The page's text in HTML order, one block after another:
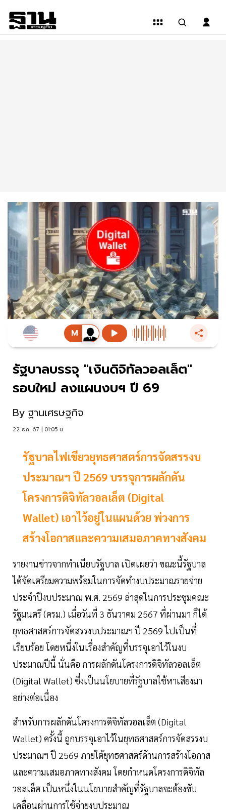
รัฐบาลบรรจุ "เงินดิจิทัลวอลเล็ต"
รอบใหม่ ลงแผนงบฯ ปี 69
By ฐานเศรษฐกิจ
22 ธ.ค. 67 | 01:05 น.
รัฐบาลไฟเขียวยุทธศาสตร์การจัดสรรงบ
ประมาณฯ ปี 2569 บรรจุการผลักดัน
โครงการดิจิทัลวอลเล็ต (Digital
Wallet) เอาไว้อยู่ในแผนด้วย พ่วงการ
สร้างโอกาสและความเสมอภาคทางสังคม
รายงานข่าวจากทำเนียบรัฐบาล เปิดเผยว่า ขณะนี้รัฐบาล
ได้จัดเตรียมความพร้อมในการจัดทำงบประมาณรายจ่าย
ประจำปีงบประมาณ พ.ศ. 2569 ล่าสุดในการประชุมคณะ
รัฐมนตรี (ครม.) เมื่อวันที่ 3 ธันวาคม 2567 ที่ผ่านมา ก็ได้
ยุทธศาสตร์การจัดสรรงบประมาณฯ ปี 2569 ไปเป็นที่
เรียบร้อย โดยหนึ่งในเรื่องสำคัญที่บรรจุเอาไว้ในงบ
ประมาณปีนี้ นั่นคือ การผลักดันโครงการดิจิทัลวอลเล็ต
(Digital Wallet) ซึ่งเป็นนโยบายที่รัฐบาลใช้หาเสียงมา
อย่างต่อเนื่อง
สำหรับการผลักดันโครงการดิจิทัลวอลเล็ต (Digital
Wallet) ครั้งนี้ ถูกบรรจุเอาไว้ในยุทธศาสตร์การจัดสรรงบ
ประมาณฯ ปี 2569 ภายใต้ยุทธศาสตร์ด้านการสร้างโอกาส
และความเสมอภาคทางสังคม โดยกำหนดโครงการดิจิทัล
วอลเล็ต เป็นหนึ่งในนโยบายสำคัญที่รัฐบาลจะต้องขับ
เคลื่อนผ่านการใช้จ่ายงบประมาณ